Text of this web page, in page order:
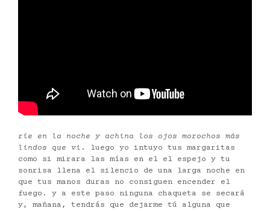
ríe en la noche y achina los ojos morochos más
lindos que vi . luego yo intuyo tus margaritas
como si mirara las mías en el el espejo y tu
sonrisa llena el silencio de una larga noche en
que tus manos duras no consiguen encender el
fuego. y a este paso ninguna chaqueta se secará
y, mañana, tendrás que dejarme tú alguna que